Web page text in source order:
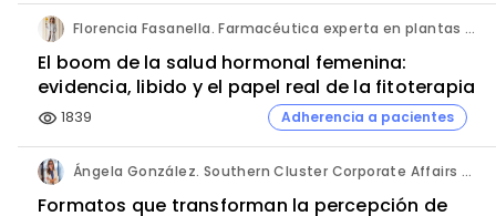
Florencia Fasanella. Farmacéutica experta en plantas medicinales.
El boom de la salud hormonal femenina:
evidencia, libido y el papel real de la fitoterapia
visibility 1839 Adherencia a pacientes
Ángela González. Southern Cluster Corporate Affairs & Patient Partnership Director. Kyowa Kirin.
Formatos que transforman la percepción de